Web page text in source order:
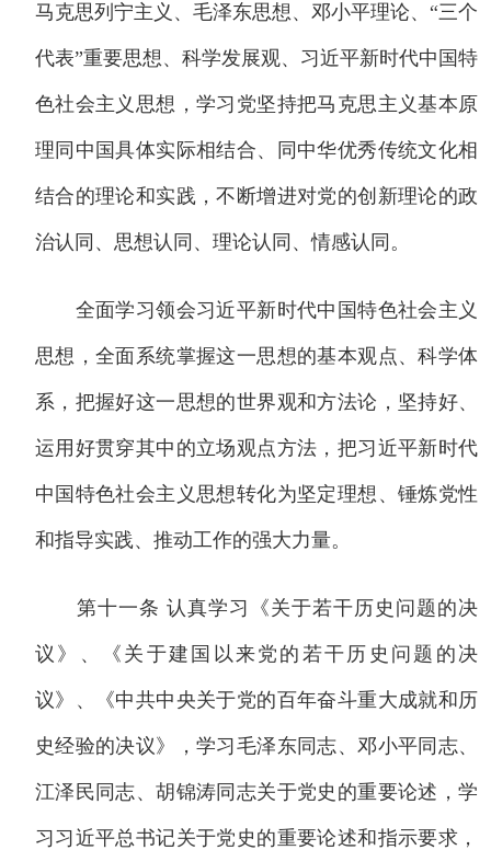
马克思列宁主义、毛泽东思想、邓小平理论、“三个
代表”重要思想、科学发展观、习近平新时代中国特
色社会主义思想，学习党坚持把马克思主义基本原
理同中国具体实际相结合、同中华优秀传统文化相
结合的理论和实践，不断增进对党的创新理论的政
治认同、思想认同、理论认同、情感认同。
全面学习领会习近平新时代中国特色社会主义
思想，全面系统掌握这一思想的基本观点、科学体
系，把握好这一思想的世界观和方法论，坚持好、
运用好贯穿其中的立场观点方法，把习近平新时代
中国特色社会主义思想转化为坚定理想、锤炼党性
和指导实践、推动工作的强大力量。
第十一条 认真学习《关于若干历史问题的决
议》、《关于建国以来党的若干历史问题的决
议》、《中共中央关于党的百年奋斗重大成就和历
史经验的决议》，学习毛泽东同志、邓小平同志、
江泽民同志、胡锦涛同志关于党史的重要论述，学
习习近平总书记关于党史的重要论述和指示要求，